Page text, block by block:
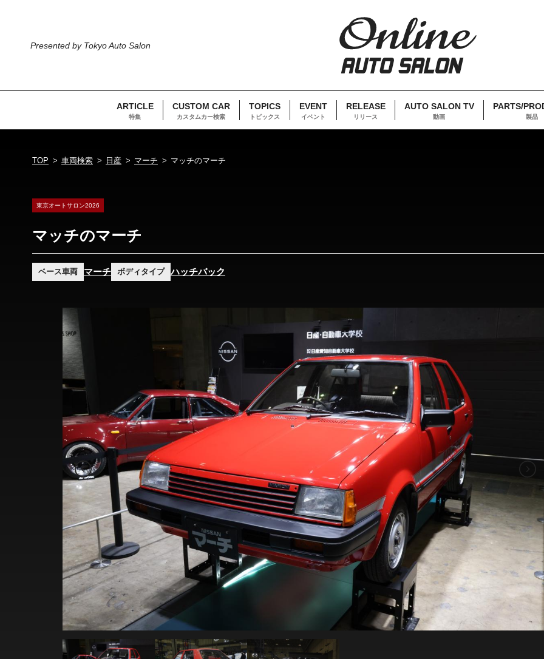
Presented by Tokyo Auto Salon
ARTICLE
特集
CUSTOM CAR
カスタムカー検索
TOPICS
トピックス
EVENT
イベント
RELEASE
リリース
AUTO SALON TV
動画
PARTS/
製品
TOP 車両検索 日産 マーチ マッチのマーチ
東京オートサロン2026
マッチのマーチ
ベース車両 マーチ ボディタイプ ハッチバック